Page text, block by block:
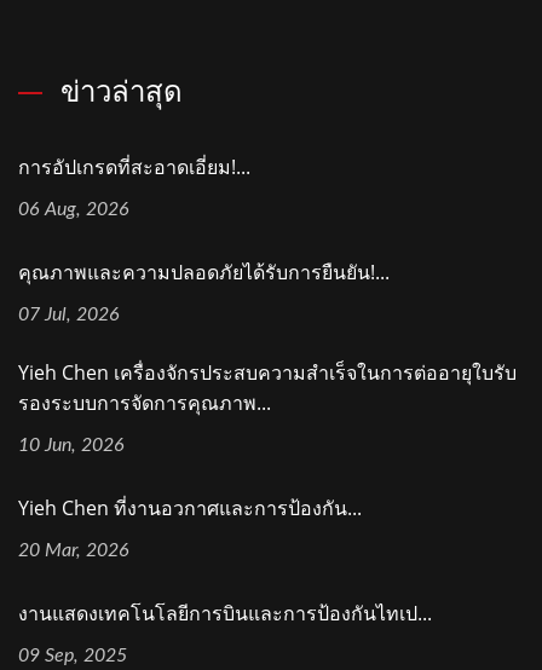
ข่าวล่าสุด
การอัปเกรดที่สะอาดเอี่ยม!...
06 Aug, 2026
คุณภาพและความปลอดภัยได้รับการยืนยัน!...
07 Jul, 2026
Yieh Chen เครื่องจักรประสบความสำเร็จในการต่ออายุใบรับ
รองระบบการจัดการคุณภาพ...
10 Jun, 2026
Yieh Chen ที่งานอวกาศและการป้องกัน...
20 Mar, 2026
งานแสดงเทคโนโลยีการบินและการป้องกันไทเป...
09 Sep, 2025